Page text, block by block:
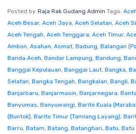
Posted by Raja Rak Gudang Admin Tags:
Aceh Besar, Aceh Jaya, Aceh Selatan, Aceh
Aceh Tengah, Aceh Tenggara, Aceh Timur,
Ambon, Asahan, Asmat, Badung, Balangan
Banda Aceh, Bandar Lampung, Bandung,
Banggai Kepulauan, Banggai Laut, Bangka,
Selatan, Bangka Tengah, Bangkalan, Bangli,
Banjarbaru, Banjarmasin, Banjarnegara,
Banyumas, Banyuwangi, Barito Kuala
(Buntok), Barito Timur (Tamiang Layang),
Barru, Batam, Batang, Batanghari, Batu, Batu